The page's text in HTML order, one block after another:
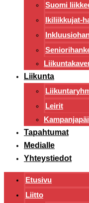
Suomi
Ikiliikkujat-
Liikunta
Leirit
Tapahtumat
Medialle
Yhteystiedot
Etusivu
Liitto